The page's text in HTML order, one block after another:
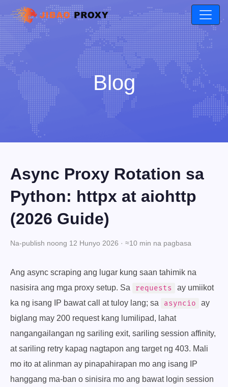
Blog
Async Proxy Rotation sa
Python: httpx at aiohttp
(2026 Guide)
Na-publish noong 12 Hunyo 2026 · ≈10 min na pagbasa
Ang async scraping ang lugar kung saan tahimik na
nasisira ang mga proxy setup. Sa
requests
ay umiikot
ka ng isang IP bawat call at tuloy lang; sa
asyncio
ay
biglang may 200 request kang lumilipad, lahat
nangangailangan ng sariling exit, sariling session affinity,
at sariling retry kapag nagtapon ang target ng 403. Mali
mo ito at alinman ay pinapahirapan mo ang isang IP
hanggang ma-ban o sinisira mo ang bawat login session